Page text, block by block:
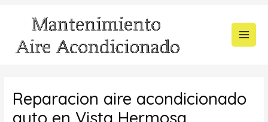
contenido
Reparacion aire acondicionado